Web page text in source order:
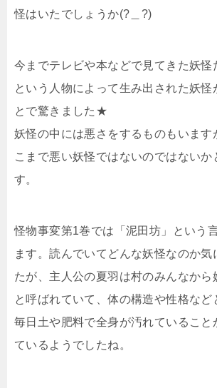
怪はいたでしょうか(?＿?)
今までテレビや本などで見てきた妖怪
という人物によって生み出された妖怪
とで驚きました★
妖怪の中には悪さをするものもいます
こまで悪い妖怪ではないのではないか
す。
怪物事変第1巻では「泥田坊」という
ます。読んでいてどんな妖怪なのか気
たが、主人公の夏羽は村のみんなから
と呼ばれていて、体の構造や性格など
毎日土や肥料で全身が汚れていること
ているようでしたね。